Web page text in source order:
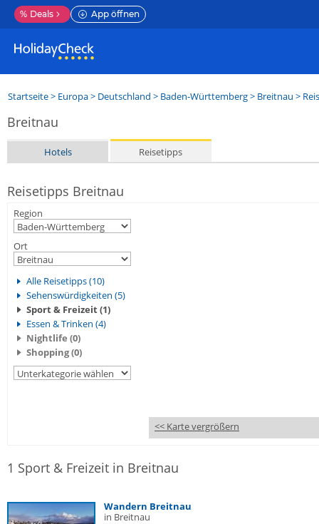
% Deals App öffnen
Startseite> Europa> Deutschland > Baden-Württemberg> Breitnau >
Breitnau
Hotels Reisetipps
Reisetipps Breitnau
Region
Ort
Alle Reisetipps (10)
Sehenswürdigkeiten (5)
Sport & Freizeit (1)
Essen & Trinken (4)
Nightlife (0)
Shopping (0)
<< Karte vergrößern
1 Sport & Freizeit in Breitnau
Wandern Breitnau
in Breitnau